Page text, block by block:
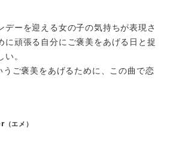
デーを迎える女の子の気持ちが表現さ
に頑張る自分にご褒美をあげる日と捉
。
うご褒美をあげるために、この曲で恋
（エメ）